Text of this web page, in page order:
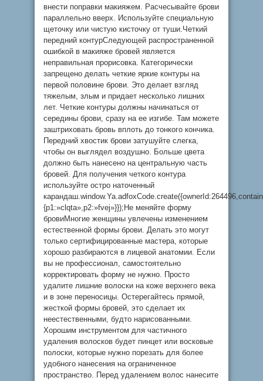
внести поправки макияжем. Расчесывайте брови
параллельно вверх. Используйте специальную
щеточку или чистую кисточку от туши.Четкий
передний контурСледующей распространенной
ошибкой в макияже бровей является
неправильная прорисовка. Категорически
запрещено делать четкие яркие контуры на
первой половине брови. Это делает взгляд
тяжелым, злым и придает несколько лишних
лет. Четкие контуры должны начинаться от
середины брови, сразу на ее изгибе. Там можете
заштриховать бровь вплоть до тонкого кончика.
Передний хвостик брови затушуйте слегка,
чтобы он выглядел воздушно. Больше цвета
должно быть нанесено на центральную часть
бровей. Для получения четкого контура
используйте остро наточенный
{p1:»clqta»,p2:»fvej»}});Не меняйте форму
бровиМногие женщины увлечены изменением
естественной формы брови. Делать это могут
только сертифицированные мастера, которые
хорошо разбираются в лицевой анатомии. Если
вы не профессионал, самостоятельно
корректировать форму не нужно. Просто
удалите лишние волоски на коже верхнего века
и в зоне переносицы. Остерегайтесь прямой,
жесткой формы бровей, это сделает их
неестественными, будто нарисованными.
Хорошим инструментом для частичного
удаления волосков будет пинцет или восковые
полоски, которые нужно порезать для более
удобного нанесения на ограниченное
пространство. Перед удалением волос нанесите